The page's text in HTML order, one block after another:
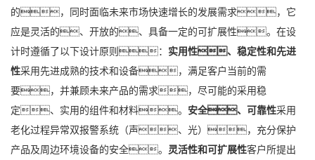
的，同时面临未来市场快速增长的发展需求，它
应是灵活的、开放的、具备一定的可扩展性。在设
计时遵循了以下设计原则： 实用性、稳定性和先进
性采用先进成熟的技术和设备，满足客户当前的需
要，并兼顾未来产品的需求，尽可能的采用稳
定、实用的组件和材料。 安全、可靠性采用
老化过程异常双报警系统（声、光），充分保护
产品及周边环境设备的安全。 灵活性和可扩展性客户所提出